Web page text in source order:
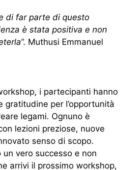
di far parte di questo
è stata positiva e non
”. Muthusi Emmanuel
i partecipanti hanno
gratitudine per l’opportunità
legami. Ognuno è
lezioni preziose, nuove
senso di scopo.
un vero successo e non
arrivi il prossimo workshop,